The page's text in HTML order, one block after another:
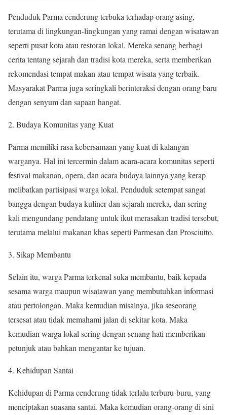
Penduduk Parma cenderung terbuka terhadap orang asing,
terutama di lingkungan-lingkungan yang ramai dengan wisatawan
seperti pusat kota atau restoran lokal. Mereka senang berbagi
cerita tentang sejarah dan tradisi kota mereka, serta memberikan
rekomendasi tempat makan atau tempat wisata yang terbaik.
Masyarakat Parma juga seringkali berinteraksi dengan orang baru
dengan senyum dan sapaan hangat.
2. Budaya Komunitas yang Kuat
Parma memiliki rasa kebersamaan yang kuat di kalangan
warganya. Hal ini tercermin dalam acara-acara komunitas seperti
festival makanan, opera, dan acara budaya lainnya yang kerap
melibatkan partisipasi warga lokal. Penduduk setempat sangat
bangga dengan budaya kuliner dan sejarah mereka, dan sering
kali mengundang pendatang untuk ikut merasakan tradisi tersebut,
terutama melalui makanan khas seperti Parmesan dan Prosciutto.
3. Sikap Membantu
Selain itu, warga Parma terkenal suka membantu, baik kepada
sesama warga maupun wisatawan yang membutuhkan informasi
atau pertolongan. Maka kemudian misalnya, jika seseorang
tersesat atau tidak memahami jalan di sekitar kota. Maka
kemudian warga lokal sering dengan senang hati memberikan
petunjuk atau bahkan mengantar ke tujuan.
4. Kehidupan Santai
Kehidupan di Parma cenderung tidak terlalu terburu-buru, yang
menciptakan suasana santai. Maka kemudian orang-orang di sini